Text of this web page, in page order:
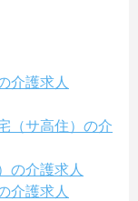
介護求人
（サ高住）の介
の介護求人
介護求人